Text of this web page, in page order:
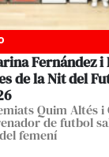
Fernández i
de la Nit del
Quim Altés i
de futbol
femení